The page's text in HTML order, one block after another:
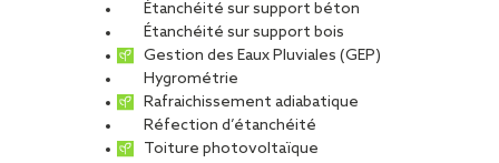
Étanchéité sur support béton
Étanchéité sur support bois
Gestion des Eaux Pluviales (GEP)
Hygrométrie
Rafraichissement adiabatique
Réfection d’étanchéité
Toiture photovoltaïque
de toiture
PARTAGER
18 novembre 2019